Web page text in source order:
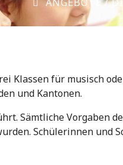
Klassen für musisch
und Kantonen.
Sämtliche Vorgaben
Schülerinnen und